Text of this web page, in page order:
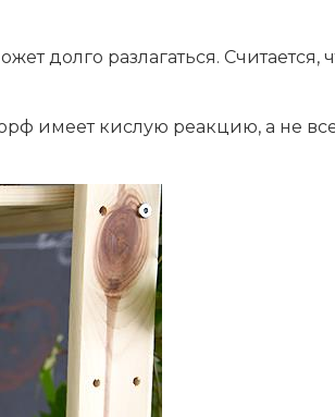
долго разлагаться.
имеет кислую реакцию, а не